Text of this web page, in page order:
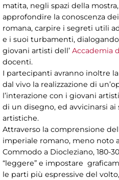
matita, negli spazi della
approfondire la conoscenza
romana, carpire i segreti utili
e i suoi turbamenti,
giovani artisti dell’ Accademia
docenti.
I partecipanti avranno inoltre
dal vivo la realizzazione di
l’interazione con i giovani
di un disegno, ed avvicinarsi
artistiche.
Attraverso la comprensione
imperiale romano, meno noto
Commodo a Diocleziano, 180-
“leggere” e impostare
le parti più espressive del